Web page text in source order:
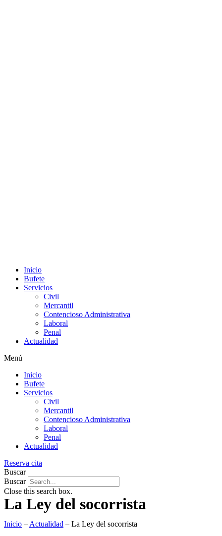
Inicio
Bufete
Servicios
Civil
Mercantil
Contencioso Administrativa
Laboral
Penal
Actualidad
Menú
Inicio
Bufete
Servicios
Civil
Mercantil
Contencioso Administrativa
Laboral
Penal
Actualidad
Reserva cita
Buscar
Buscar
Close this search box.
La Ley del socorrista
Inicio – Actualidad – La Ley del socorrista